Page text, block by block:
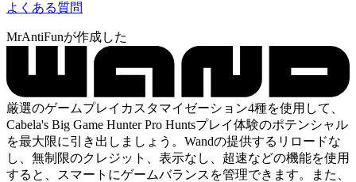
よくある質問
MrAntiFunが作成した
厳選のゲームプレイカスタマイゼーション4種を使用して、
Cabela's Big Game Hunter Pro Huntsプレイ体験のポテンシャル
を最大限に引き出しましょう。Wandの提供するリロードな
し、無制限のクレジット、表示なし、超速などの機能を使用
すると、スマートにゲームバランスを管理できます。また、